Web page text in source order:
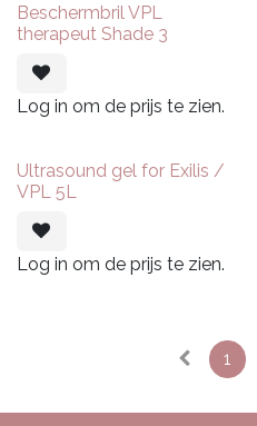
Beschermbril VPL
therapeut Shade 3
Log in om de prijs te zien.
Ultrasound gel for Exilis /
VPL 5L
Log in om de prijs te zien.
1